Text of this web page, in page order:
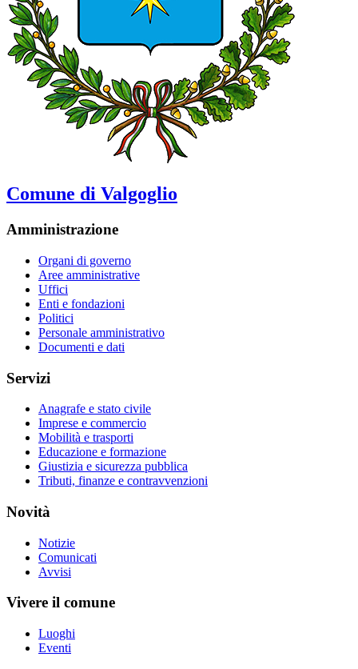
Comune di Valgoglio
Amministrazione
Organi di governo
Aree amministrative
Uffici
Enti e fondazioni
Politici
Personale amministrativo
Documenti e dati
Servizi
Anagrafe e stato civile
Imprese e commercio
Mobilità e trasporti
Educazione e formazione
Giustizia e sicurezza pubblica
Tributi, finanze e contravvenzioni
Novità
Notizie
Comunicati
Avvisi
Vivere il comune
Luoghi
Eventi